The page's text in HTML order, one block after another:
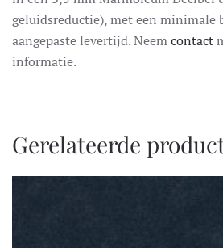
geluidsreductie), met een minimale
aangepaste levertijd. Neemcontact
informatie.
Gerelateerde